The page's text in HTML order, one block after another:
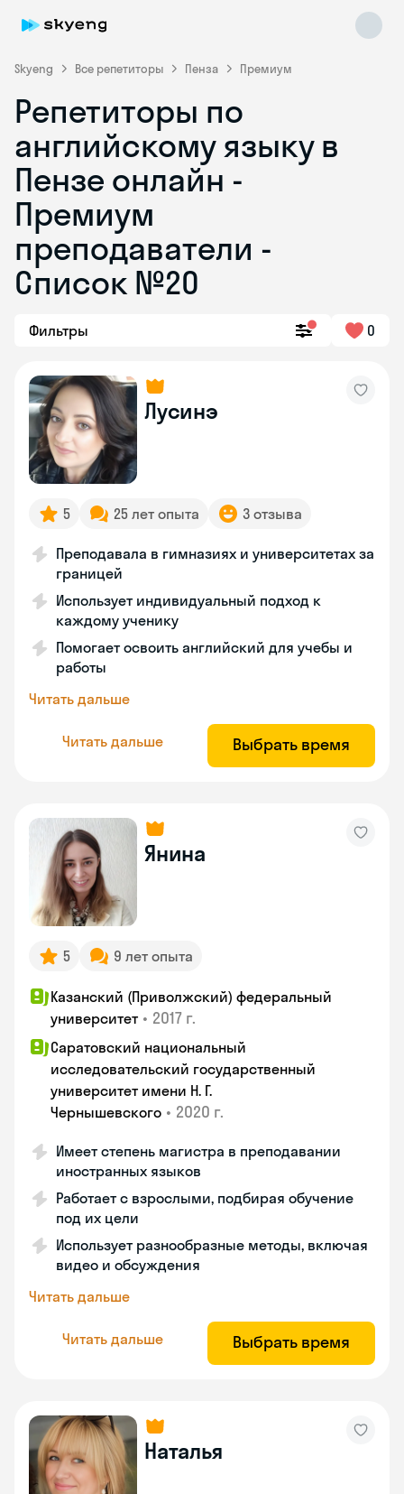
Skyeng Все репетиторы Пенза Премиум
Репетиторы по
английскому языку в
Пензе онлайн -
Премиум
преподаватели -
Список №20
Фильтры 0
Лусинэ
5 25 лет опыта 3 отзыва
Преподавала в гимназиях и университетах за
границей
Использует индивидуальный подход к
каждому ученику
Помогает освоить английский для учебы и
работы
Читать дальше
Читать дальше Выбрать время
Янина
5 9 лет опыта
Казанский (Приволжский) федеральный
университет • 2017 г.
Саратовский национальный
исследовательский государственный
университет имени Н. Г.
Чернышевского • 2020 г.
Имеет степень магистра в преподавании
иностранных языков
Работает с взрослыми, подбирая обучение
под их цели
Использует разнообразные методы, включая
видео и обсуждения
Читать дальше
Читать дальше Выбрать время
Наталья
Skyeng Chat
online